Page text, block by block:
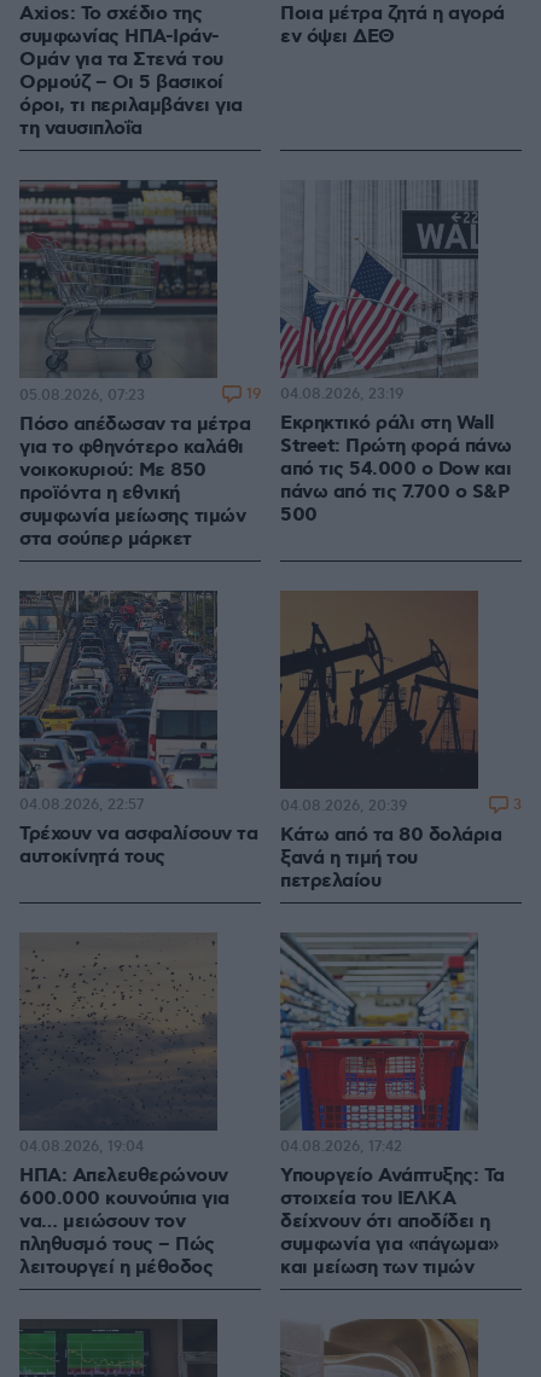
Axios: Το σχέδιο της
συμφωνίας ΗΠΑ-Ιράν-
Ομάν για τα Στενά του
Ορμούζ – Οι 5 βασικοί
όροι, τι περιλαμβάνει για
τη ναυσιπλοΐα
Ποια μέτρα ζητά η αγορά
εν όψει ΔΕΘ
Πόσο απέδωσαν τα μέτρα
για το φθηνότερο καλάθι
νοικοκυριού: Με 850
προϊόντα η εθνική
συμφωνία μείωσης τιμών
στα σούπερ μάρκετ
05.08.2026, 07:23 19
Εκρηκτικό ράλι στη Wall
Street: Πρώτη φορά πάνω
από τις 54.000 ο Dow και
πάνω από τις 7.700 ο S&P
500
04.08.2026, 23:19
Τρέχουν να ασφαλίσουν τα
αυτοκίνητά τους
04.08.2026, 22:57
Κάτω από τα 80 δολάρια
ξανά η τιμή του
πετρελαίου
04.08.2026, 20:39 3
ΗΠΑ: Απελευθερώνουν
600.000 κουνούπια για
να… μειώσουν τον
πληθυσμό τους – Πώς
λειτουργεί η μέθοδος
04.08.2026, 19:04
Υπουργείο Ανάπτυξης: Τα
στοιχεία του ΙΕΛΚΑ
δείχνουν ότι αποδίδει η
συμφωνία για «πάγωμα»
και μείωση των τιμών
04.08.2026, 17:42